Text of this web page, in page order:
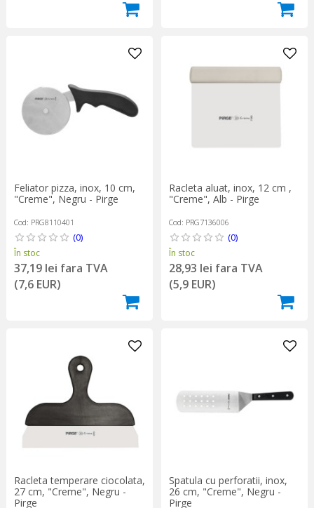
Feliator pizza, inox, 10 cm,
"Creme", Negru - Pirge
Cod: PRG8110401
(0)
În stoc
37,19 lei fara TVA
(7,6 EUR)
Racleta aluat, inox, 12 cm ,
"Creme", Alb - Pirge
Cod: PRG7136006
(0)
În stoc
28,93 lei fara TVA
(5,9 EUR)
Racleta temperare ciocolata,
27 cm, "Creme", Negru -
Pirge
Spatula cu perforatii, inox,
26 cm, "Creme", Negru -
Pirge